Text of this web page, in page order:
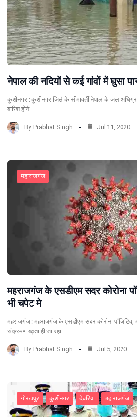
नेपाल की नदियों से कई गांवों में घुसा
कुशीनगर : कुशीनगर जिले के सीमावर्ती नेपाल के जल
बारिश होने…
By Prabhat Singh Jul 11, 2020
महाराजगंज
महराजगंज के एसडीएम सदर कोरोना
भी चपेट मे
महराजगंज : महराजगंज के एसडीएम सदर कोरोना पॉजिटिव,
संक्रमण बढ़ता ही जा रहा…
By Prabhat Singh Jul 5, 2020
गोरखपुर कुशीनगर देवरिया महाराजगंज